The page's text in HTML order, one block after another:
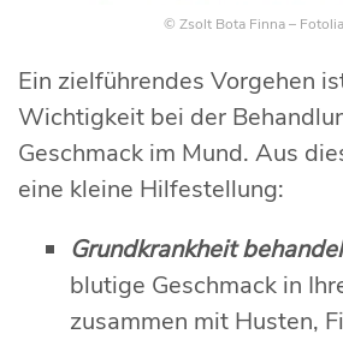
© Zsolt Bota Finna –
Ein zielführendes Vorgehen
Wichtigkeit bei der
Geschmack im Mund. Aus
eine kleine Hilfestellung:
Grundkrankheit
blutige Geschmack in
zusammen mit Husten,